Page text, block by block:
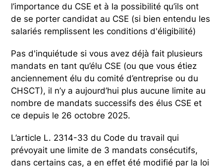
l’importance du CSE et à la possibilité qu’ils ont
de se porter candidat au CSE (si bien entendu les
salariés remplissent les conditions d'éligibilité)
Pas d'inquiétude si vous avez déjà fait plusieurs
mandats en tant qu’élu CSE (ou que vous étiez
anciennement élu du comité d’entreprise ou du
CHSCT), il n’y a aujourd’hui plus aucune limite au
nombre de mandats successifs des élus CSE et
ce depuis le 26 octobre 2025.
L’article L. 2314-33 du Code du travail qui
prévoyait une limite de 3 mandats consécutifs,
dans certains cas, a en effet été modifié par la loi